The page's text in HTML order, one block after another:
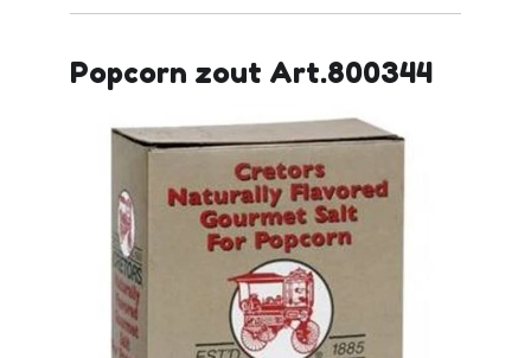
Popcorn zout Art.800344